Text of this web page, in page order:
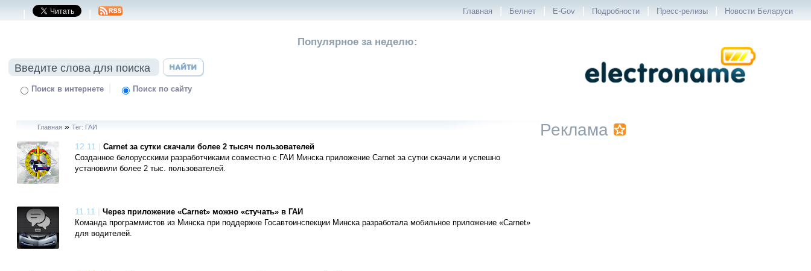
| | Главная | Белнет | E-Gov | Подробности | Пресс-релизы | Новости Беларуси
Поиск в интернете | Поиск по сайту
Популярное за неделю:
Главная » Тег: ГАИ
12.11 | Саrnet за сутки скачали более 2 тысяч пользователей
Созданное белорусскими разработчиками совместно с ГАИ Минска приложение Саrnet за сутки скачали и успешно
установили более 2 тыс. пользователей.
11.11 | Через приложение «Carnet» можно «стучать» в ГАИ
Команда программистов из Минска при поддержке Госавтоинспекции Минска разработала мобильное приложение «Carnet»
для водителей.
Реклама